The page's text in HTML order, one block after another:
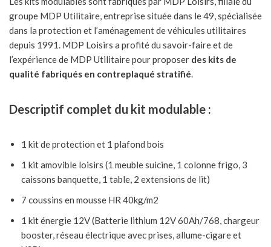
groupe MDP Utilitaire, entreprise située dans le 49, spécialisée
dans la protection et l’aménagement de véhicules utilitaires
depuis 1991. MDP Loisirs a profité du savoir-faire et de
l’expérience de MDP Utilitaire pour proposer des kits de
qualité fabriqués en contreplaqué stratifié.
Descriptif complet du kit modulable :
1 kit de protection et 1 plafond bois
1 kit amovible loisirs (1 meuble suicine, 1 colonne frigo, 3
caissons banquette, 1 table, 2 extensions de lit)
7 coussins en mousse HR 40kg/m2
1 kit énergie 12V (Batterie lithium 12V 60Ah/768, chargeur
booster, réseau électrique avec prises, allume-cigare et